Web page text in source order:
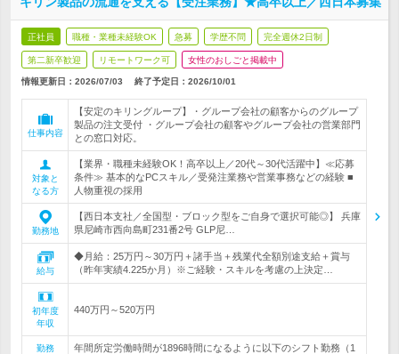
正社員 職種・業種未経験OK 急募 学歴不問 完全週休2日制
第二新卒歓迎 リモートワーク可 女性のおしごと掲載中
情報更新日：2026/07/03 終了予定日： 2026/10/01
仕事内容
【安定のキリングループ】・グループ会社の顧客からのグループ
製品の注文受付 ・グループ会社の顧客やグループ会社の営業部門
との窓口対応。
対象と
なる方
【業界・職種未経験OK！高卒以上／20代～30代活躍中】≪応募
条件≫ 基本的なPCスキル／受発注業務や営業事務などの経験 ■
人物重視の採用
勤務地
【西日本支社／全国型・ブロック型をご自身で選択可能◎】 兵庫
県尼崎市西向島町231番2号 GLP尼…
給与
◆月給：25万円～30万円＋諸手当＋残業代全額別途支給＋賞与
（昨年実績4.225か月）※ご経験・スキルを考慮の上決定…
初年度
年収
440万円～520万円
勤務
年間所定労働時間が1896時間になるように以下のシフト勤務（1